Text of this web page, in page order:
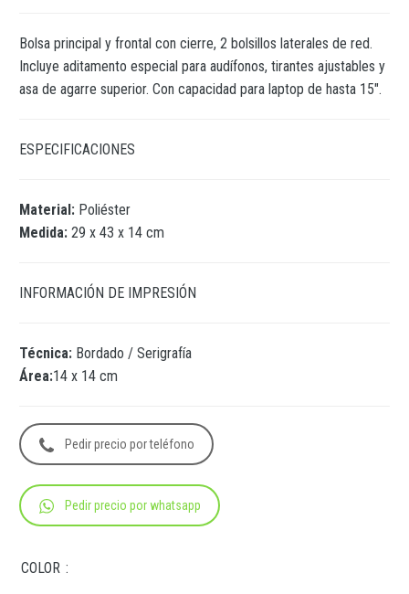
Bolsa principal y frontal con cierre, 2 bolsillos laterales de red.
Incluye aditamento especial para audífonos, tirantes ajustables y
asa de agarre superior. Con capacidad para laptop de hasta 15″.
ESPECIFICACIONES
Material: Poliéster
Medida: 29 x 43 x 14 cm
INFORMACIÓN DE IMPRESIÓN
Técnica: Bordado / Serigrafía
Área:14 x 14 cm
Pedir precio por teléfono
Pedir precio por whatsapp
COLOR